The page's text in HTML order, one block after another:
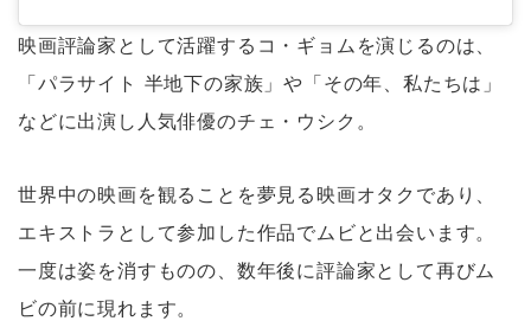
映画評論家として活躍するコ・ギョムを演じるのは、
「パラサイト 半地下の家族」や「その年、私たちは」
などに出演し人気俳優のチェ・ウシク。
世界中の映画を観ることを夢見る映画オタクであり、
エキストラとして参加した作品でムビと出会います。
一度は姿を消すものの、数年後に評論家として再びム
ビの前に現れます。